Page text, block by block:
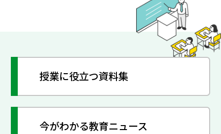
授業に役立つ資料集
今がわかる教育ニュース